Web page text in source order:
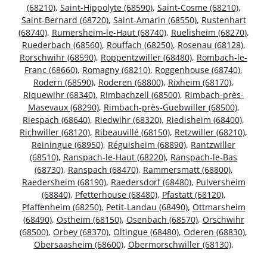
(68210), Saint-Hippolyte (68590), Saint-Cosme (68210),
Saint-Bernard (68720), Saint-Amarin (68550), Rustenhart
(68740), Rumersheim-le-Haut (68740), Ruelisheim (68270),
Ruederbach (68560), Rouffach (68250), Rosenau (68128),
Rorschwihr (68590), Roppentzwiller (68480), Rombach-le-
Franc (68660), Romagny (68210), Roggenhouse (68740),
Rodern (68590), Roderen (68800), Rixheim (68170),
Riquewihr (68340), Rimbachzell (68500), Rimbach-près-
Masevaux (68290), Rimbach-près-Guebwiller (68500),
Riespach (68640), Riedwihr (68320), Riedisheim (68400),
Richwiller (68120), Ribeauvillé (68150), Retzwiller (68210),
Reiningue (68950), Réguisheim (68890), Rantzwiller
(68510), Ranspach-le-Haut (68220), Ranspach-le-Bas
(68730), Ranspach (68470), Rammersmatt (68800),
Raedersheim (68190), Raedersdorf (68480), Pulversheim
(68840), Pfetterhouse (68480), Pfastatt (68120),
Pfaffenheim (68250), Petit-Landau (68490), Ottmarsheim
(68490), Ostheim (68150), Osenbach (68570), Orschwihr
(68500), Orbey (68370), Oltingue (68480), Oderen (68830),
Obersaasheim (68600), Obermorschwiller (68130),